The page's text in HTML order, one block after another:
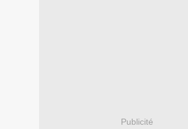
Publicité